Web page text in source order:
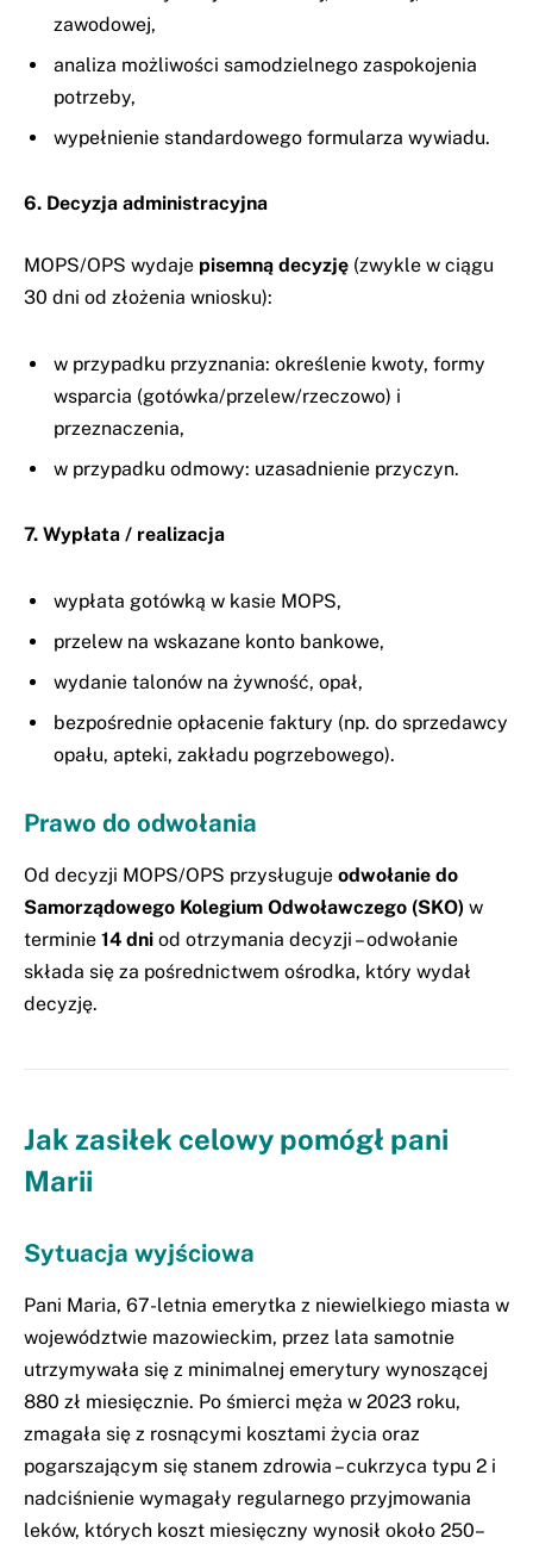
zawodowej,
analiza możliwości samodzielnego zaspokojenia
potrzeby,
wypełnienie standardowego formularza wywiadu.
6. Decyzja administracyjna
MOPS/OPS wydaje pisemną decyzję (zwykle w ciągu
30 dni od złożenia wniosku):
w przypadku przyznania: określenie kwoty, formy
wsparcia (gotówka/przelew/rzeczowo) i
przeznaczenia,
w przypadku odmowy: uzasadnienie przyczyn.
7. Wypłata / realizacja
wypłata gotówką w kasie MOPS,
przelew na wskazane konto bankowe,
wydanie talonów na żywność, opał,
bezpośrednie opłacenie faktury (np. do sprzedawcy
opału, apteki, zakładu pogrzebowego).
Prawo do odwołania
Od decyzji MOPS/OPS przysługuje odwołanie do
Samorządowego Kolegium Odwoławczego (SKO) w
terminie 14 dni od otrzymania decyzji – odwołanie
składa się za pośrednictwem ośrodka, który wydał
decyzję.
Jak zasiłek celowy pomógł pani
Marii
Sytuacja wyjściowa
Pani Maria, 67-letnia emerytka z niewielkiego miasta w
województwie mazowieckim, przez lata samotnie
utrzymywała się z minimalnej emerytury wynoszącej
880 zł miesięcznie. Po śmierci męża w 2023 roku,
zmagała się z rosnącymi kosztami życia oraz
pogarszającym się stanem zdrowia – cukrzyca typu 2 i
nadciśnienie wymagały regularnego przyjmowania
leków, których koszt miesięczny wynosił około 250–